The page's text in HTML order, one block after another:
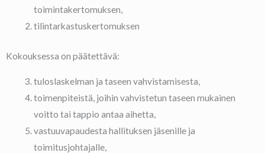
toimintakertomuksen,
tilintarkastuskertomuksen
Kokouksessa on päätettävä:
tuloslaskelman ja taseen vahvistamisesta,
toimenpiteistä, joihin vahvistetun taseen mukainen
voitto tai tappio antaa aihetta,
vastuuvapaudesta hallituksen jäsenille ja
toimitusjohtajalle,